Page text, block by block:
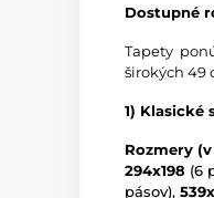
Dostupné
Tapety
širokých 49
1) Klasické
Rozmery
294x198 (6
pásov),